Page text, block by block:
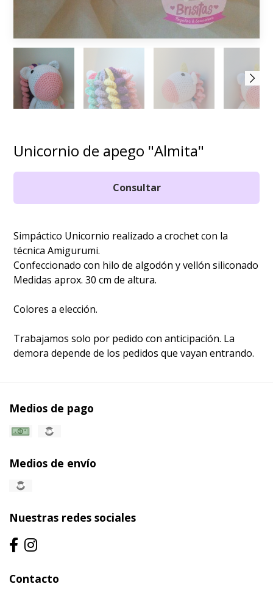
Unicornio de apego "Almita"
Consultar
Simpáctico Unicornio realizado a crochet con la
técnica Amigurumi.
Confeccionado con hilo de algodón y vellón siliconado
Medidas aprox. 30 cm de altura.
Colores a elección.
Trabajamos solo por pedido con anticipación. La
demora depende de los pedidos que vayan entrando.
Medios de pago
Medios de envío
Nuestras redes sociales
Contacto